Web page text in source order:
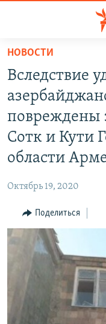
Перейти
основному
содержанию
Перейти
основной
навигации
НОВОСТИ
ПОЛИТИКА
ОБЩЕСТВО
ЭКОНОМИКА
НАГОРНЫЙ КАРАБАХ
КУЛЬТУРА
СПОРТ
АРХИВ
Հայերեն
НОВОСТИ
Вследствие
повреждены
Сотк и Кути
области
Октябрь 19, 2020
Поделиться